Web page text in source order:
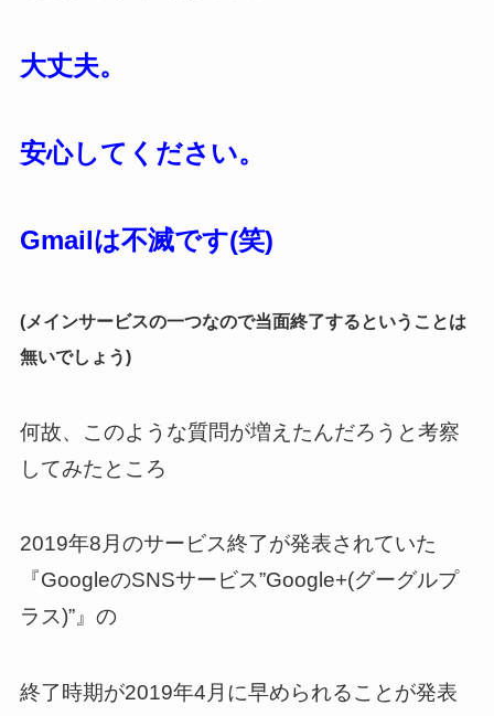
大丈夫。
安心してください。
Gmailは不滅です(笑)
(メインサービスの一つなので当面終了するということは
無いでしょう)
何故、このような質問が増えたんだろうと考察
してみたところ
2019年8月のサービス終了が発表されていた
『GoogleのSNSサービス”Google+(グーグルプ
ラス)”』の
終了時期が2019年4月に早められることが発表